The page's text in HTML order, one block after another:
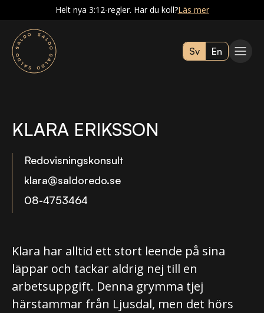
Helt nya 3:12-regler. Har du koll?Läs mer
Sv En
KLARA ERIKSSON
Redovisningskonsult
klara@saldoredo.se
08-4753464
Klara har alltid ett stort leende på sina
läppar och tackar aldrig nej till en
arbetsuppgift. Denna grymma tjej
härstammar från Ljusdal, men det hörs